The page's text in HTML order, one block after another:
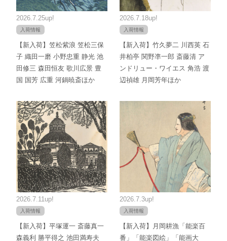
2026.7.25up!
入荷情報
【新入荷】笠松紫浪 笠松三保
子 織田一磨 小野忠重 静光 池
田修三 森田恒友 歌川広景 豊
国 国芳 広重 河鍋暁斎ほか
2026.7.18up!
入荷情報
【新入荷】竹久夢二 川西英 石
井柏亭 関野凖一郎 斎藤清 ア
ンドリュー・ワイエス 角浩 渡
辺禎雄 月岡芳年ほか
2026.7.11up!
入荷情報
【新入荷】平塚運一 斎藤真一
森義利 勝平得之 池田満寿夫
2026.7.3up!
入荷情報
【新入荷】月岡耕漁「能楽百
番」「能楽図絵」「能画大